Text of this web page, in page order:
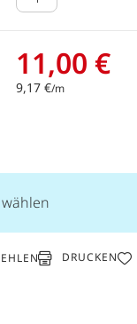
11,00 €
9,17 €/m
DRUCKEN